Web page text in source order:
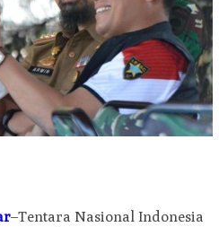
–Tentara Nasional Indonesia